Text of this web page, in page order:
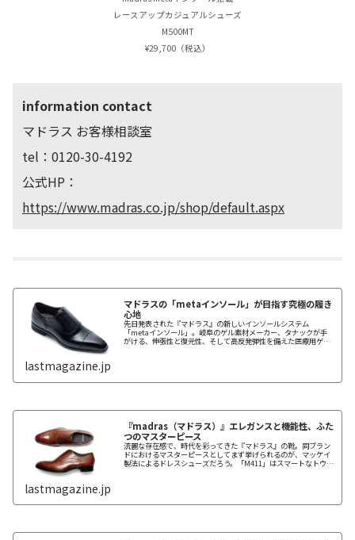
レースアップカジュアルシューズ
M500MT
¥29,700（税込）
information contact
マドラス お客様相談室
tel：0120-30-4192
公式HP：
https://www.madras.co.jp/shop/default.aspx
マドラスの「metaインソール」が目指す究極の履き
心地
先日発表された『マドラス』の新しいインソールシステム
「metaインソール」。岐阜のゲル素材メーカー、タナックが手
がける、伸張性と復元性、そして高反発弾性を備えた医療用ゲル
ズが2023年春夏の新作として登場。スマートなスクエアトウのラ
ール」により異次元の着用感を実現している。
lastmagazine.jp
『madras（マドラス）』エレガンスと機能性、ふた
つのマスターピース
流麗な存在感で、時代を彩ってきた『マドラス』の靴。同ブラン
ドにおけるマスターピースとしてまず挙げられるのが、マッケイ
製法によるドレスシューズだろう。「M411」はスマートなトウシ
lastmagazine.jp